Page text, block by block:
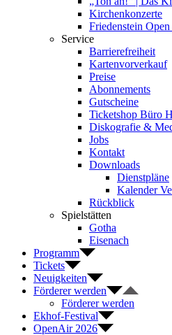
Kirchenkonzerte
Friedenstein
Service
Barrierefreiheit
Kartenvorverkauf
Preise
Abonnements
Gutscheine
Ticketshop Büro
Diskografie &
Jobs
Kontakt
Downloads
Dienstpläne
Kalender
Rückblick
Spielstätten
Gotha
Eisenach
Programm
Tickets
Neuigkeiten
Förderer werden
Förderer werden
Ekhof-Festival
OpenAir 2026